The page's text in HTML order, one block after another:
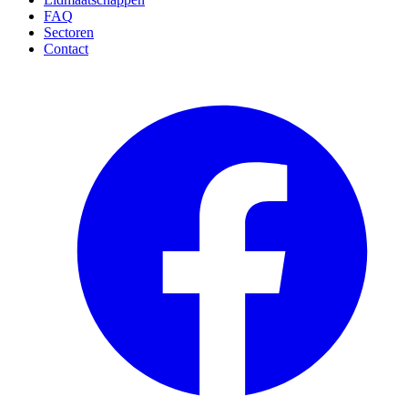
FAQ
Sectoren
Contact